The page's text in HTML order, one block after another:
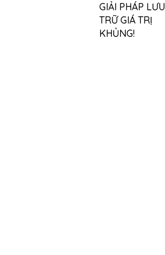
GIẢI PHÁP LƯU
TRỮ GIÁ TRỊ
KHỦNG!